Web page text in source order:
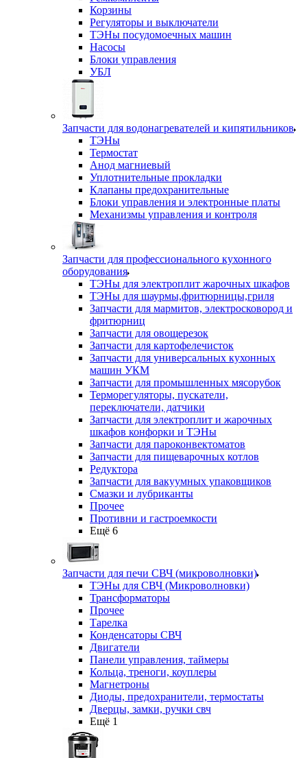
Корзины
Регуляторы и выключатели
ТЭНы посудомоечных машин
Насосы
Блоки управления
УБЛ
Запчасти для водонагревателей и кипятильников
ТЭНы
Термостат
Анод магниевый
Уплотнительные прокладки
Клапаны предохранительные
Блоки управления и электронные платы
Механизмы управления и контроля
Запчасти для профессионального кухонного
оборудования
ТЭНы для электроплит жарочных шкафов
ТЭНы для шаурмы,фритюрницы,гриля
Запчасти для мармитов, электросковород и
фритюрниц
Запчасти для овощерезок
Запчасти для картофелечисток
Запчасти для универсальных кухонных
машин УКМ
Запчасти для промышленных мясорубок
Терморегуляторы, пускатели,
переключатели, датчики
Запчасти для электроплит и жарочных
шкафов конфорки и ТЭНы
Запчасти для пароконвектоматов
Запчасти для пищеварочных котлов
Редуктора
Запчасти для вакуумных упаковщиков
Смазки и лубриканты
Прочее
Противни и гастроемкости
Ещё 6
Запчасти для печи СВЧ (микроволновки)
ТЭНы для СВЧ (Микроволновки)
Трансформаторы
Прочее
Тарелка
Конденсаторы СВЧ
Двигатели
Панели управления, таймеры
Кольца, треноги, коуплеры
Магнетроны
Диоды, предохранители, термостаты
Дверцы, замки, ручки свч
Ещё 1